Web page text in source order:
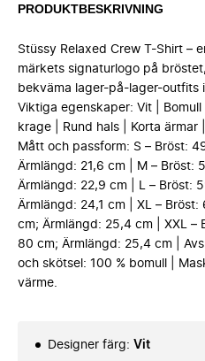
PRODUKTBESKRIVNING
Stüssy Relaxed Crew T-Shirt –
märkets signaturlogo på
bekväma lager-på-lager-outfits
Viktiga egenskaper: Vit |
krage | Rund hals | Korta ärmar
Mått och passform: S – Bröst:
Ärmlängd: 21,6 cm | M – Bröst:
Ärmlängd: 22,9 cm | L – Bröst:
Ärmlängd: 24,1 cm | XL –
cm; Ärmlängd: 25,4 cm | XXL –
80 cm; Ärmlängd: 25,4 cm |
och skötsel: 100 % bomull |
värme.
Designer färg: Vit